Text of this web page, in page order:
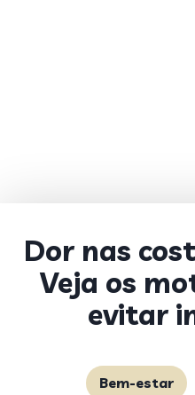
Dor nas
Veja os
evitar
Bem-estar